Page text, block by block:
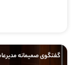
گفتگوی صمیمانه